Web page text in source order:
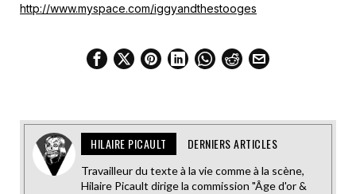
http://www.myspace.com/iggyandthestooges
HILAIRE PICAULT DERNIERS ARTICLES
Travailleur du texte à la vie comme à la scène,
Hilaire Picault dirige la commission "Âge d'or &